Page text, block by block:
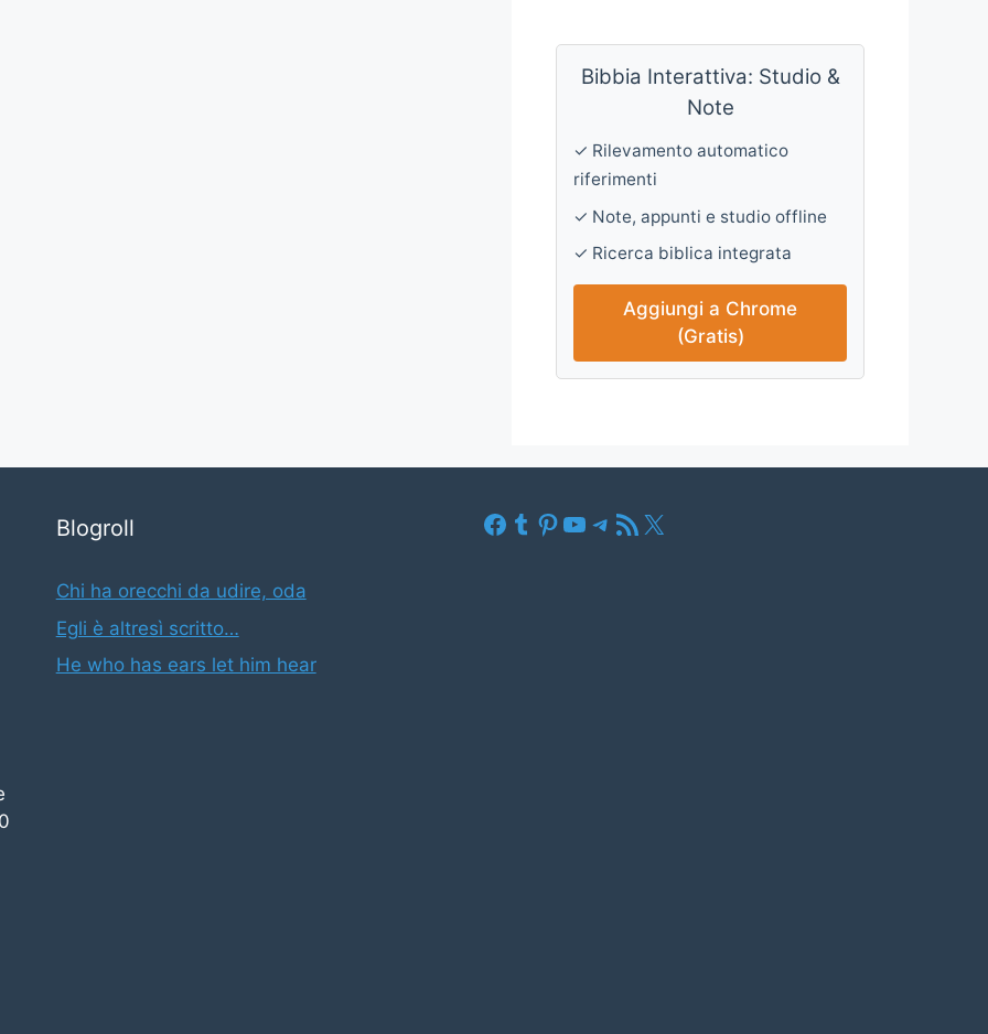
Bibbia Interattiva: Studio &
Note
✓ Rilevamento automatico
riferimenti
✓ Note, appunti e studio offline
✓ Ricerca biblica integrata
Aggiungi a Chrome
(Gratis)
Blogroll
Chi ha orecchi da udire, oda
Egli è altresì scritto…
He who has ears let him hear
Facebook
Tumblr
Pinterest
YouTube
Telegram
Feed RSS
X